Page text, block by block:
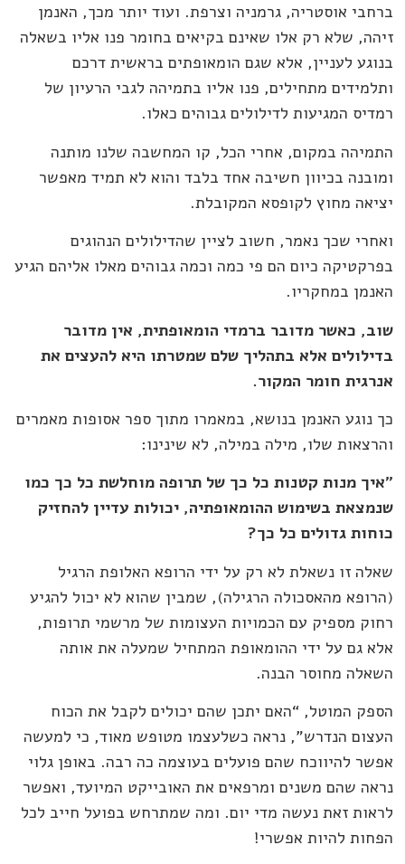
ברחבי אוסטריה, גרמניה וצרפת. ועוד יותר מכך, האנמן
זיהה, שלא רק אלו שאינם בקיאים בחומר פנו אליו בשאלה
בנוגע לעניין, אלא שגם הומאופתים בראשית דרכם
ותלמידים מתחילים, פנו אליו בתמיהה לגבי הרעיון של
רמדיס המגיעות לדילולים גבוהים כאלו.
התמיהה במקום, אחרי הכל, קו המחשבה שלנו מותנה
ומובנה בכיוון חשיבה אחד בלבד והוא לא תמיד מאפשר
יציאה מחוץ לקופסא המקובלת.
ואחרי שכך נאמר, חשוב לציין שהדילולים הנהוגים
בפרקטיקה כיום הם פי כמה וכמה גבוהים מאלו אליהם הגיע
האנמן במחקריו.
שוב, כאשר מדובר ברמדי הומאופתית, אין מדובר
בדילולים אלא בתהליך שלם שמטרתו היא להעצים את
אנרגית חומר המקור.
כך נוגע האנמן בנושא, במאמרו מתוך ספר אסופות מאמרים
והרצאות שלו, מילה במילה, לא שינינו:
"איך מנות קטנות כל כך של תרופה מוחלשת כל כך כמו
שנמצאת בשימוש ההומאופתיה, יכולות עדיין להחזיק
כוחות גדולים כל כך?
שאלה זו נשאלת לא רק על ידי הרופא האלופת הרגיל
(הרופא מהאסכולה הרגילה), שמבין שהוא לא יכול להגיע
רחוק מספיק עם הכמויות העצומות של מרשמי תרופות,
אלא גם על ידי ההומאופת המתחיל שמעלה את אותה
השאלה מחוסר הבנה.
הספק המוטל, “האם יתכן שהם יכולים לקבל את הכוח
העצום הנדרש”, נראה כשלעצמו מטופש מאוד, כי למעשה
אפשר להיווכח שהם פועלים בעוצמה כה רבה. באופן גלוי
נראה שהם משנים ומרפאים את האובייקט המיועד, ואפשר
לראות זאת נעשה מדי יום. ומה שמתרחש בפועל חייב לכל
הפחות להיות אפשרי!